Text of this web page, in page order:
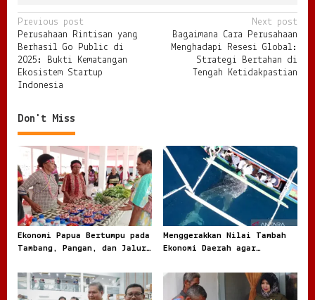
P
o
s
t
a
v
i
g
a
t
i
n
Previous post
Perusahaan Rintisan yang
Berhasil Go Public di
2025: Bukti Kematangan
Ekosistem Startup
Indonesia
Next post
Bagaimana Cara Perusahaan
Menghadapi Resesi Global:
Strategi Bertahan di
Tengah Ketidakpastian
Don't Miss
Ekonomi Papua Bertumpu pada
Tambang, Pangan, dan Jalur
Menggerakkan Nilai Tambah
Ekonomi Daerah agar
Mentah